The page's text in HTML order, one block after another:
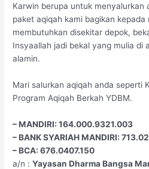
Karwin berupa untuk menyalurkan
paket aqiqah kami bagikan kepada
membutuhkan disekitar depok,
Insyaallah jadi bekal yang mulia di
alamin.
Mari salurkan aqiqah anda seperti
Program Aqiqah Berkah YDBM.
– MANDIRI: 164.000.9321.003
– BANK SYARIAH MANDIRI:
– BCA: 676.0407.150
a/n :Yayasan Dharma Bangsa